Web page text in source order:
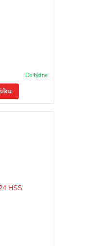
Do týdne